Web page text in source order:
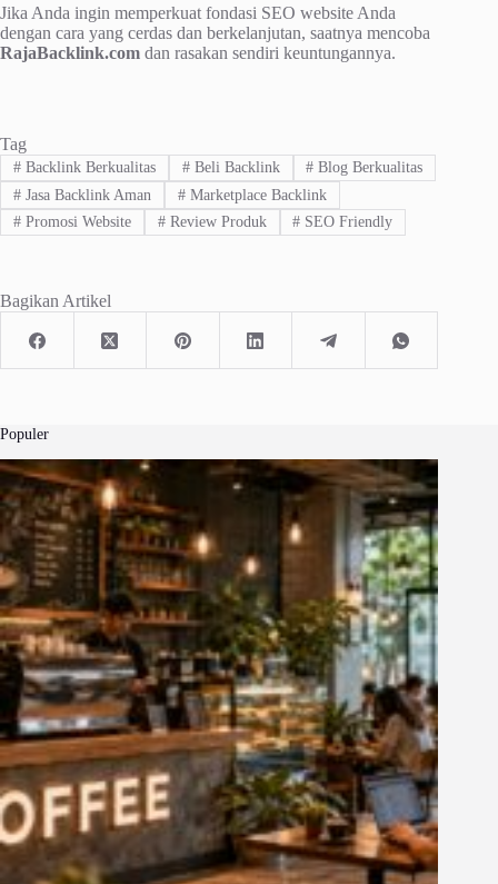
Jika Anda ingin memperkuat fondasi SEO website Anda
dengan cara yang cerdas dan berkelanjutan, saatnya mencoba
RajaBacklink.com dan rasakan sendiri keuntungannya.
Tag
#Backlink Berkualitas #Beli Backlink # Blog Berkualitas
#Jasa Backlink Aman #Marketplace Backlink
#Promosi Website #Review Produk # SEO Friendly
Bagikan Artikel
Populer